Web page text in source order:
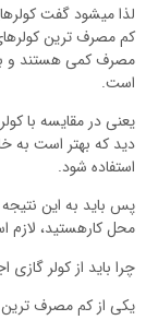
لذا میشود گفت
کم مصرف ترین
است.
یعنی در مقایسه با
دید که بهتر است به
استفاده شود.
پس باید به این
محل کارهستید، لازم
چرا باید از کولر گازی
یکی از کم مصرف